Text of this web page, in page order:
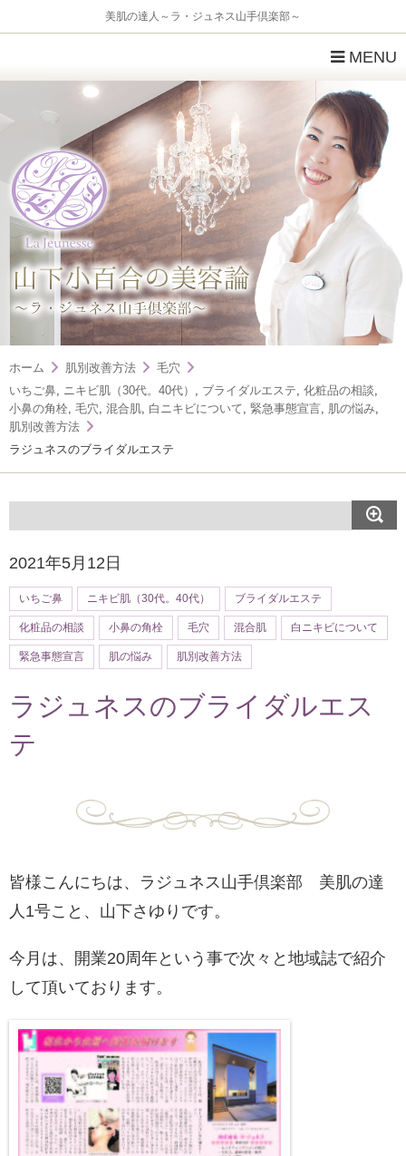
美肌の達人～ラ・ジュネス山手倶楽部～
MENU
ホーム 肌別改善方法
毛穴
いちご鼻, ニキビ肌（30代。40代） , ブライダルエステ, 化粧品の相談,
小鼻の角栓, 毛穴, 混合肌, 白ニキビについて, 緊急事態宣言, 肌の悩み,
肌別改善方法
ラジュネスのブライダルエステ
2021年5月12日
いちご鼻 ニキビ肌（30代。40代） ブライダルエステ
化粧品の相談 小鼻の角栓 毛穴 混合肌 白ニキビについて
緊急事態宣言 肌の悩み 肌別改善方法
ラジュネスのブライダルエス
テ
皆様こんにちは、ラジュネス山手倶楽部 美肌の達
人1号こと、山下さゆりです。
今月は、開業20周年という事で次々と地域誌で紹介
して頂いております。